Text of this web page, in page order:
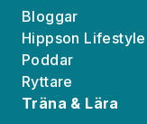
Bloggar
Hippson Lifestyle
Poddar
Ryttare
Träna & Lära